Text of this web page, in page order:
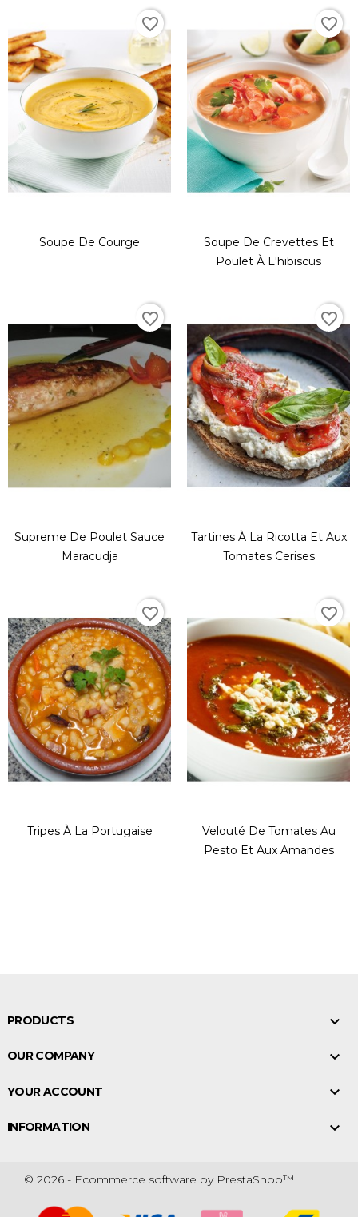
Soupe De Courge
favorite_border
Soupe De Crevettes Et
Poulet À L'hibiscus
favorite_border
Supreme De Poulet Sauce
Maracudja
favorite_border
Tartines À La Ricotta Et Aux
Tomates Cerises
favorite_border
Tripes À La Portugaise
favorite_border
Velouté De Tomates Au
Pesto Et Aux Amandes
favorite_border
PRODUCTS 
OUR COMPANY 
YOUR ACCOUNT 
INFORMATION 
© 2026 - Ecommerce software by PrestaShop™